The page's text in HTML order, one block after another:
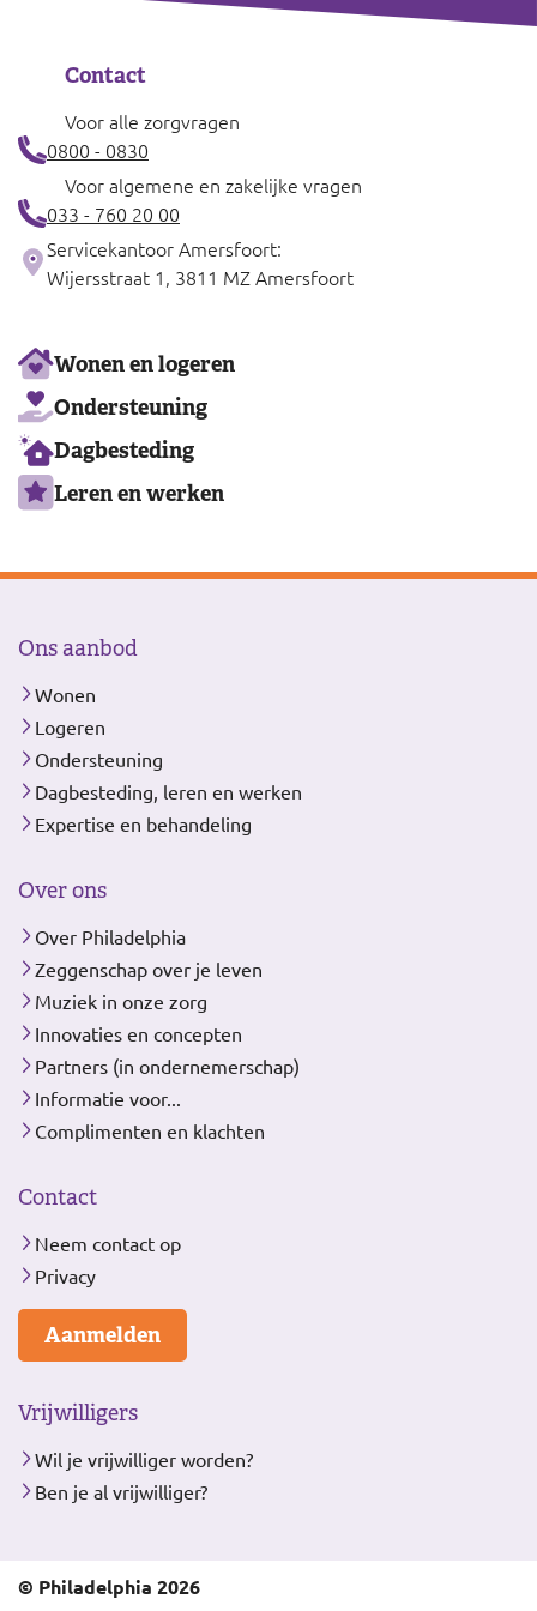
Contact
Voor alle zorgvragen
0800 - 0830
Voor algemene en zakelijke vragen
033 - 760 20 00
Servicekantoor Amersfoort:
Wijersstraat 1, 3811 MZ Amersfoort
Ons
aanbod
Wonen en logeren
Ondersteuning
Dagbesteding
Leren en werken
Ons aanbod
Wonen
Logeren
Ondersteuning
Dagbesteding, leren en werken
Expertise en behandeling
Over ons
Over Philadelphia
Zeggenschap over je leven
Muziek in onze zorg
Innovaties en concepten
Partners (in ondernemerschap)
Informatie voor...
Complimenten en klachten
Contact
Neem contact op
Privacy
Aanmelden
Vrijwilligers
Wil je vrijwilliger worden?
Ben je al vrijwilliger?
© Philadelphia 2026